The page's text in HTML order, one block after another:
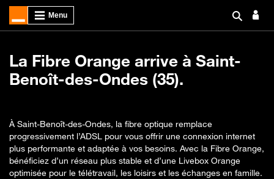
La Fibre Orange arrive à Saint-
Benoît-des-Ondes (35).
À Saint-Benoît-des-Ondes, la fibre optique remplace
progressivement l’ADSL pour vous offrir une connexion internet
plus performante et adaptée à vos besoins. Avec la Fibre Orange,
bénéficiez d’un réseau plus stable et d’une Livebox Orange
optimisée pour le télétravail, les loisirs et les échanges en famille.